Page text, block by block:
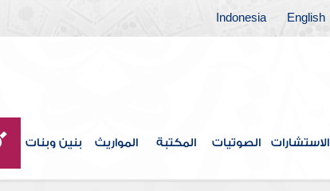
English
Indonesia
الاستشارات الصوتيات المكتبة المواريث بنين وبنات